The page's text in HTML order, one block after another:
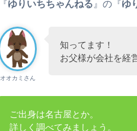
『ゆりいちちゃんねる 』の『ゆ
オオカミさん
知ってます！
お父様が会社を経
ご出身は名古屋とか。
詳しく調べてみましょう。